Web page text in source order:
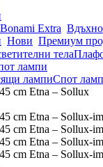
Bonami Extra
Нови Премиум
тела
лампи
лампиСпот